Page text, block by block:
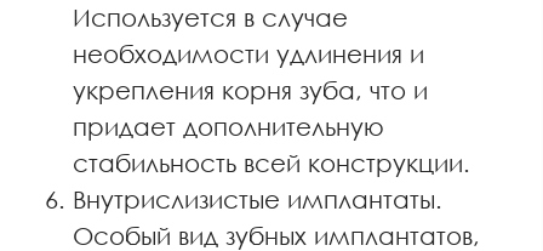
Используется в случае
необходимости удлинения и
укрепления корня зуба, что и
придает дополнительную
стабильность всей конструкции.
Внутрислизистые имплантаты.
Особый вид зубных имплантатов,